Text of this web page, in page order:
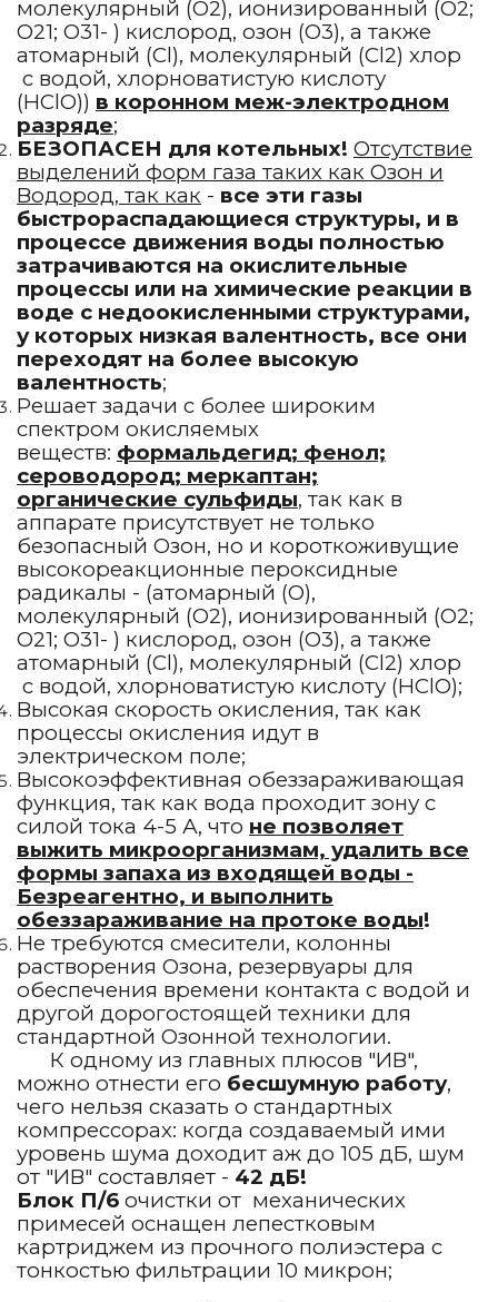
молекулярный (О2), ионизированный (О2;
О21; О31- ) кислород, озон (О3), а также
атомарный (Cl), молекулярный (Cl2) хлор
с водой, хлорноватистую кислоту
(HClO)) в коронном меж-электродном
разряде;
БЕЗОПАСЕН для котельных! Отсутствие
выделений форм газа таких как Озон и
Водород, так как - все эти газы
быстрораспадающиеся структуры, и в
процессе движения воды полностью
затрачиваются на окислительные
процессы или на химические реакции в
воде с недоокисленными структурами,
у которых низкая валентность, все они
переходят на более высокую
валентность;
Решает задачи с более широким
спектром окисляемых
веществ: формальдегид; фенол;
сероводород; меркаптан;
органические сульфиды, так как в
аппарате присутствует не только
безопасный Озон, но и короткоживущие
высокореакционные пероксидные
радикалы - (атомарный (О),
молекулярный (О2), ионизированный (О2;
О21; О31- ) кислород, озон (О3), а также
атомарный (Cl), молекулярный (Cl2) хлор
с водой, хлорноватистую кислоту (HClO);
Высокая скорость окисления, так как
процессы окисления идут в
электрическом поле;
Высокоэффективная обеззараживающая
функция, так как вода проходит зону с
силой тока 4-5 А, что не позволяет
выжить микроорганизмам, удалить все
формы запаха из входящей воды -
Безреагентно, и выполнить
обеззараживание на протоке воды!
Не требуются смесители, колонны
растворения Озона, резервуары для
обеспечения времени контакта с водой и
другой дорогостоящей техники для
стандартной Озонной технологии.
К одному из главных плюсов "ИВ",
можно отнести его бесшумную работу,
чего нельзя сказать о стандартных
компрессорах: когда создаваемый ими
уровень шума доходит аж до 105 дБ, шум
от "ИВ" составляет - 42 дБ!
Блок П/6 очистки от механических
примесей оснащен лепестковым
картриджем из прочного полиэстера с
тонкостью фильтрации 10 микрон;